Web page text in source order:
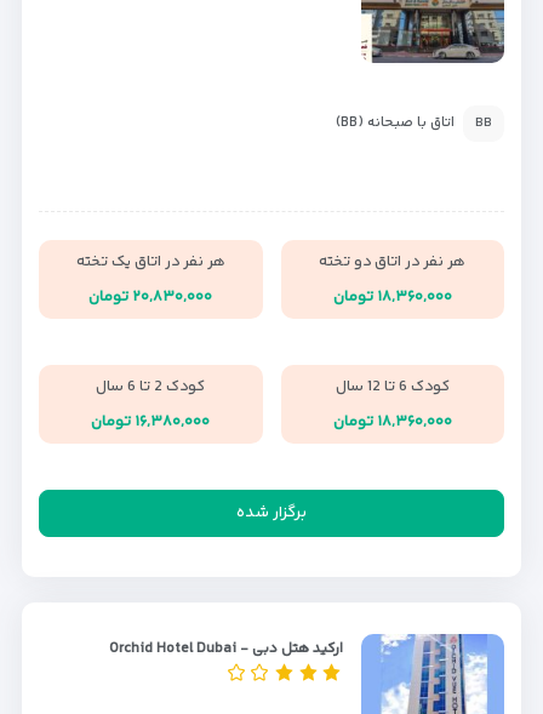
BB اتاق با صبحانه (BB)
هر نفر در اتاق دو تخته
۱۸,۳۶۰,۰۰۰ تومان
هر نفر در اتاق یک تخته
۲۰,۸۳۰,۰۰۰ تومان
کودک 6 تا 12 سال
۱۸,۳۶۰,۰۰۰ تومان
کودک 2 تا 6 سال
۱۶,۳۸۰,۰۰۰ تومان
برگزار شده
ارکید هتل دبی - Orchid Hotel Dubai